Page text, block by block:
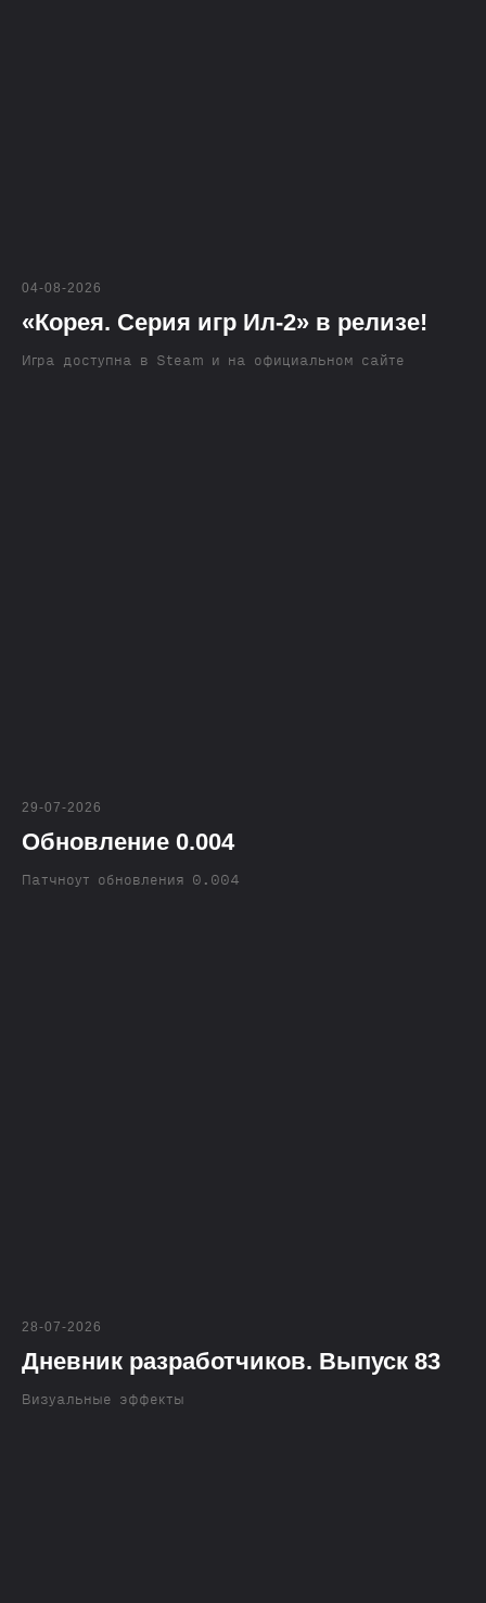
04-08-2026
«Корея. Серия игр Ил-2» в релизе!
Игра доступна в Steam и на официальном сайте
29-07-2026
Обновление 0.004
Патчноут обновления 0.004
28-07-2026
Дневник разработчиков. Выпуск 83
Визуальные эффекты